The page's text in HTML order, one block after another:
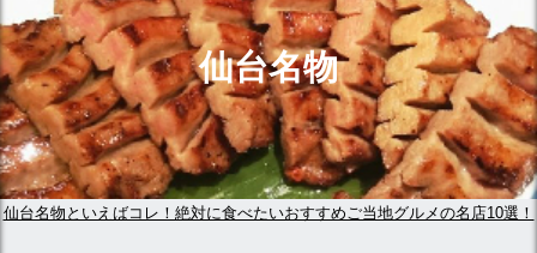
仙台名物
仙台名物といえばコレ！絶対に食べたいおすすめご当地グルメの名店10選！